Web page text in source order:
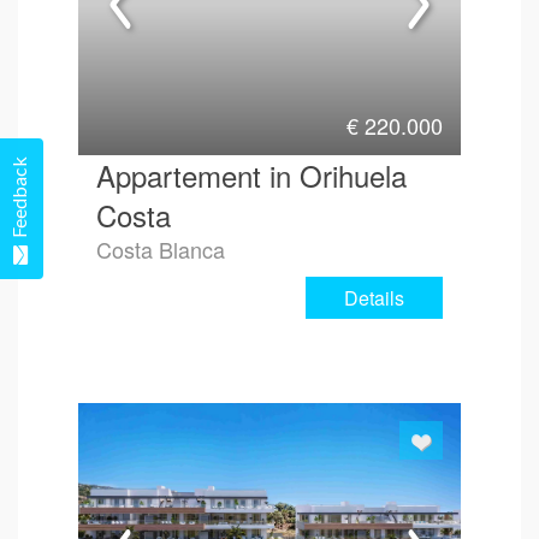
€220.000
Appartement in Orihuela
Costa
Costa Blanca
Details
Feedback